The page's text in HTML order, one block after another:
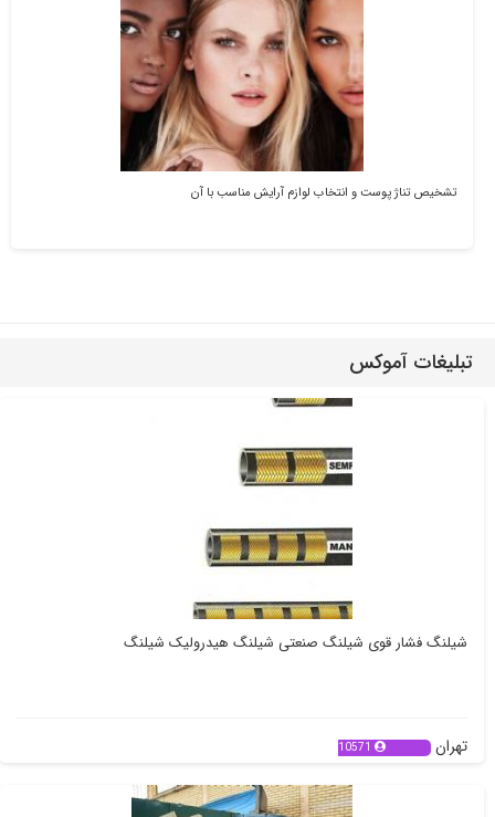
تشخیص تناژ پوست و انتخاب لوازم آرایش مناسب با آن
تبلیغات آموکس
شیلنگ فشار قوی شیلنگ صنعتی شیلنگ هیدرولیک شیلنگ
تهران 10571